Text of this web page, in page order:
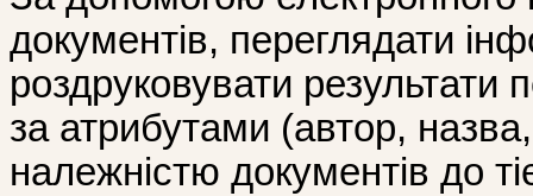
документів, переглядати
роздруковувати
за атрибутами (автор, назва,
належністю документів до